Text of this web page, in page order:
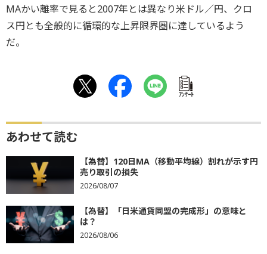
MAかい離率で見ると2007年とは異なり米ドル／円、クロ
ス円とも全般的に循環的な上昇限界圏に達しているよう
だ。
ｱﾝｹｰﾄ
あわせて読む
【為替】120日MA（移動平均線）割れが示す円
売り取引の損失
2026/08/07
【為替】「日米通貨同盟の完成形」の意味と
は？
2026/08/06